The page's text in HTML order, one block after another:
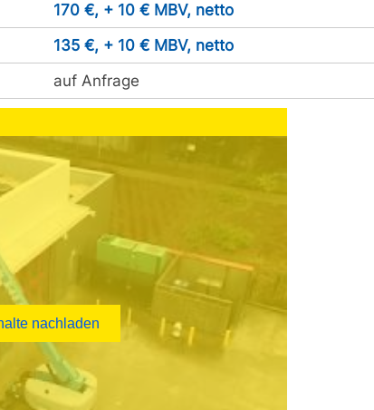
170 €, + 10 € MBV, netto
135 €, + 10 € MBV, netto
auf Anfrage